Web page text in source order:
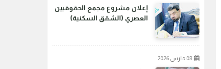
إعلان مشروع مجمع الحقوقيين
العصري (الشقق السكنية)
08 مارس 2026